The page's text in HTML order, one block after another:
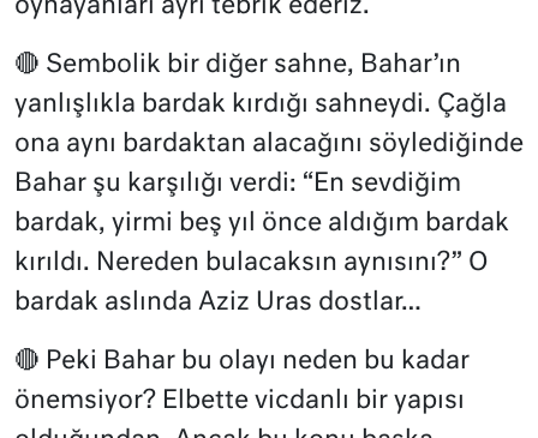
oynayanları ayrı tebrik ederiz.
🔴 Sembolik bir diğer sahne, Bahar’ın
yanlışlıkla bardak kırdığı sahneydi. Çağla
ona aynı bardaktan alacağını söylediğinde
Bahar şu karşılığı verdi: “En sevdiğim
bardak, yirmi beş yıl önce aldığım bardak
kırıldı. Nereden bulacaksın aynısını?” O
bardak aslında Aziz Uras dostlar…
🔴 Peki Bahar bu olayı neden bu kadar
önemsiyor? Elbette vicdanlı bir yapısı